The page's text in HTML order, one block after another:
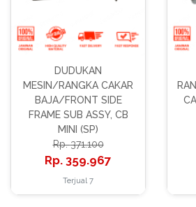
DUDUKAN
MESIN/RANGKA CAKAR
BAJA/FRONT SIDE
FRAME SUB ASSY, CB
MINI (SP)
371.100
359.967
Terjual 7